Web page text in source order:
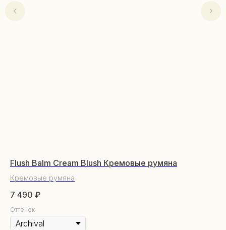
Flush Balm Cream Blush Кремовые румяна
Кремовые румяна
7 490 ₽
Оттенок
Весь каталог
Сертификаты
Декоративная косметика